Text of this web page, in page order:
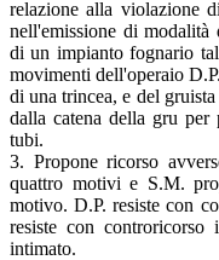
relazione alla violazione
nell'emissione di modalità
di un impianto fognario
movimenti dell'operaio
di una trincea, e del
dalla catena della gru
tubi.
3. Propone ricorso
quattro motivi e S.M.
motivo. D.P. resiste con
resiste con
intimato.